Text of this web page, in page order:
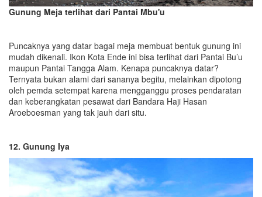
Gunung Meja terlihat dari Pantai Mbu'u
Puncaknya yang datar bagai meja membuat bentuk gunung ini
mudah dikenali. Ikon Kota Ende ini bisa terlihat dari Pantai Bu’u
maupun Pantai Tangga Alam. Kenapa puncaknya datar?
Ternyata bukan alami dari sananya begitu, melainkan dipotong
oleh pemda setempat karena mengganggu proses pendaratan
dan keberangkatan pesawat dari Bandara Haji Hasan
Aroeboesman yang tak jauh dari situ.
12. Gunung Iya